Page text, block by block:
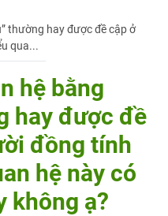
thường hay được đề cập ở
qua...
hệ bằng
hay được đề
đồng tính
hệ này có
không ạ?